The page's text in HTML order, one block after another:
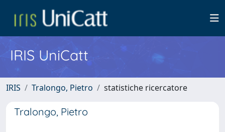
IRIS UniCatt
IRIS Tralongo, Pietro statistiche ricercatore
Tralongo, Pietro